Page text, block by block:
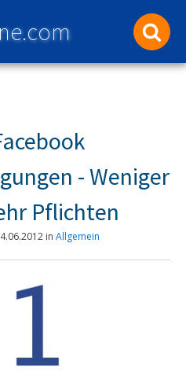
- Weniger
Pflichten
4.06.2012in Allgemein